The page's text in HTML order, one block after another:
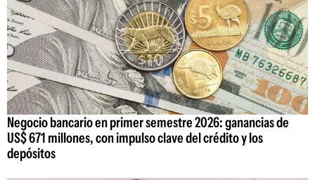
Negocio bancario en primer semestre 2026: ganancias de
US$ 671 millones, con impulso clave del crédito y los
depósitos